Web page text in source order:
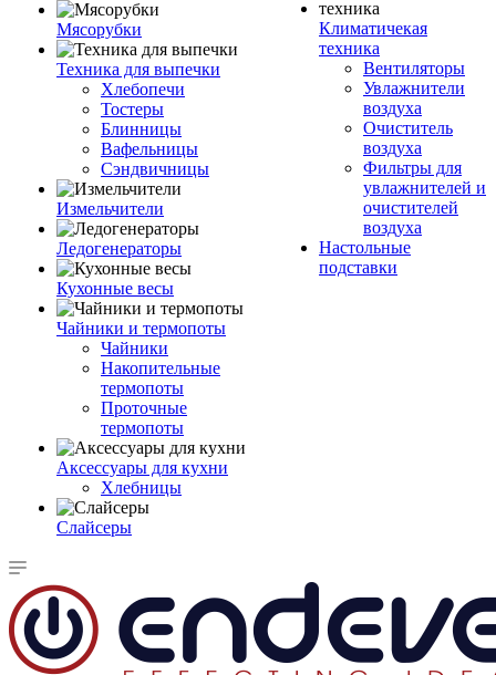
Мясорубки
Техника для выпечки
Хлебопечи
Тостеры
Блинницы
Вафельницы
Сэндвичницы
Измельчители
Ледогенераторы
Кухонные весы
Чайники и термопоты
Чайники
Накопительные
термопоты
Проточные
термопоты
Аксессуары для кухни
Хлебницы
Слайсеры
Климатичекая
техника
Вентиляторы
Увлажнители
воздуха
Очиститель
воздуха
Фильтры для
увлажнителей и
очистителей
воздуха
Настольные
подставки